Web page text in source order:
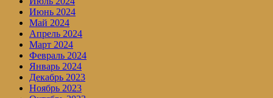
Июнь 2024
Май 2024
Апрель 2024
Март 2024
Февраль 2024
Январь 2024
Декабрь 2023
Ноябрь 2023